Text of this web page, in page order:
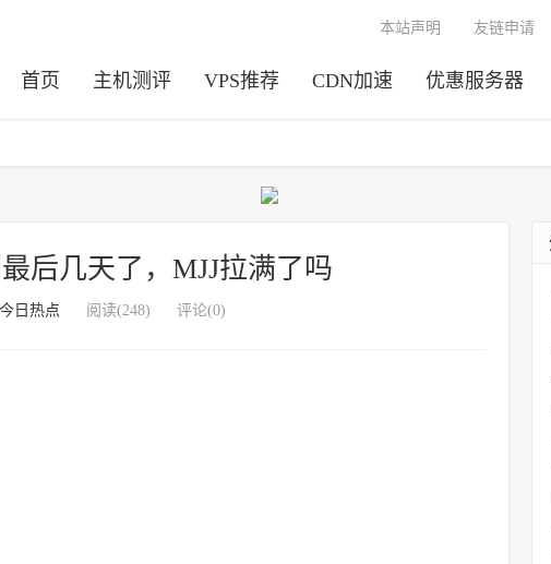
首页 主机测评 VPS推荐 CDN加速 优惠服务器
本站声明 友链申请
后几天了，MJJ拉满了吗
今日热点 阅读(248) 评论(0)